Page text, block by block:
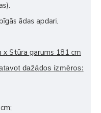
ādas apdari.
x Stūra garums 181 cm
dažādos izmēros: